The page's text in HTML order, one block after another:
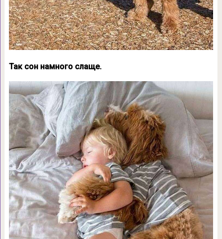
Так сон намного слаще.